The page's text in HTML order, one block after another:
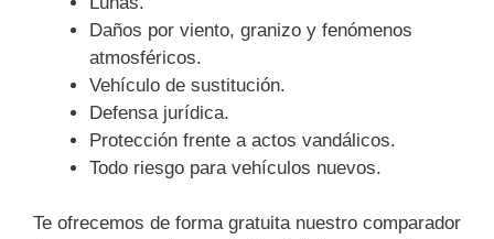
Daños por viento, granizo y fenómenos
atmosféricos.
Vehículo de sustitución.
Defensa jurídica.
Protección frente a actos vandálicos.
Todo riesgo para vehículos nuevos.
Te ofrecemos de forma gratuita nuestro comparador